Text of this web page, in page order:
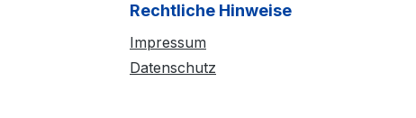
Rechtliche Hinweise
Impressum
Datenschutz